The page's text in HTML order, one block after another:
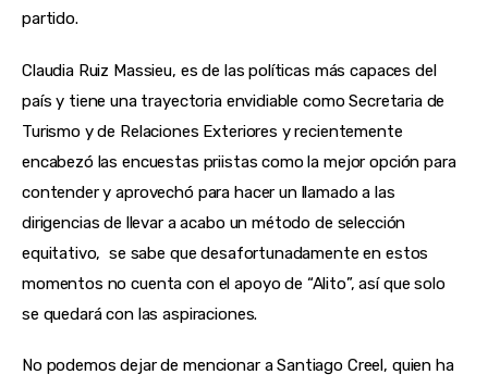
partido.
Claudia Ruiz Massieu, es de las políticas más capaces del
país y tiene una trayectoria envidiable como Secretaria de
Turismo y de Relaciones Exteriores y recientemente
encabezó las encuestas priistas como la mejor opción para
contender y aprovechó para hacer un llamado a las
dirigencias de llevar a acabo un método de selección
equitativo,  se sabe que desafortunadamente en estos
momentos no cuenta con el apoyo de “Alito”, así que solo
se quedará con las aspiraciones.
No podemos dejar de mencionar a Santiago Creel, quien ha